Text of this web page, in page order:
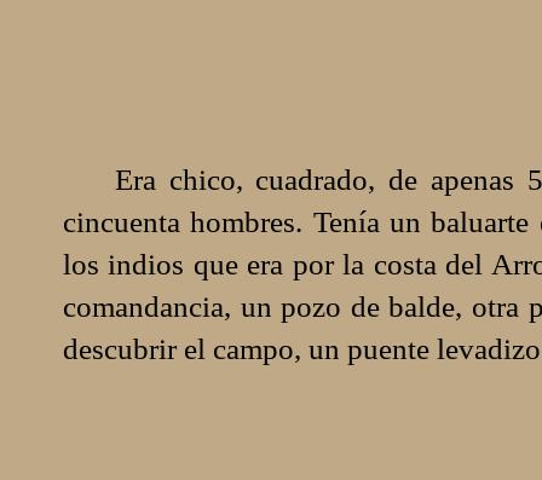
Era chico, cuadrado, de apenas
cincuenta hombres. Tenía un
los indios que era por la costa del
comandancia, un pozo de balde, otra
descubrir el campo, un puente